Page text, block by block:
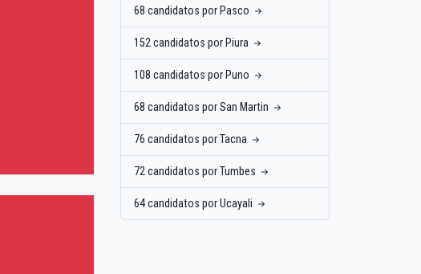
68 candidatos por Pasco
152 candidatos por Piura
108 candidatos por Puno
68 candidatos por San Martin
76 candidatos por Tacna
72 candidatos por Tumbes
64 candidatos por Ucayali